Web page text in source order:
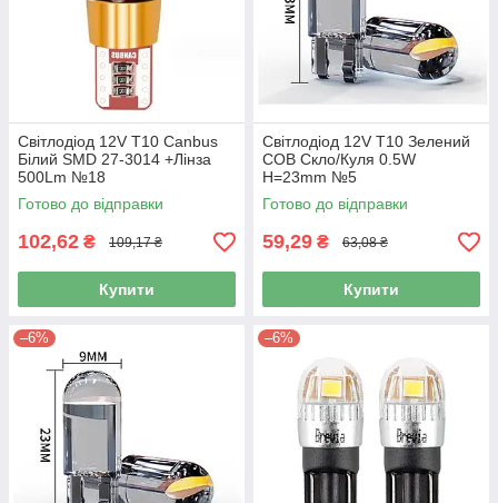
Світлодіод 12V Т10 Canbus
Білий SMD 27-3014 +Лінза
500Lm №18
Готово до відправки
102,62 ₴ 109,17 ₴
Купити
Світлодіод 12V Т10 Зелений
COB Скло/Куля 0.5W
H=23mm №5
Готово до відправки
59,29 ₴ 63,08 ₴
Купити
–6% –6%